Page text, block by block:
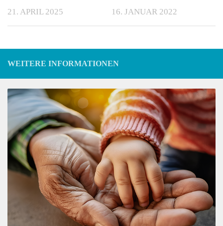
21. APRIL 2025 16. JANUAR 2022
WEITERE INFORMATIONEN